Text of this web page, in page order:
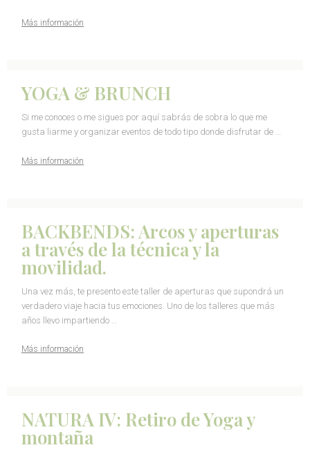
Más información
YOGA & BRUNCH
Si me conoces o me sigues por aquí sabrás de sobra lo que me
gusta liarme y organizar eventos de todo tipo donde disfrutar de …
Más información
BACKBENDS: Arcos y aperturas
a través de la técnica y la
movilidad.
Una vez más, te presento este taller de aperturas que supondrá un
verdadero viaje hacia tus emociones. Uno de los talleres que más
años llevo impartiendo …
Más información
NATURA IV: Retiro de Yoga y
montaña